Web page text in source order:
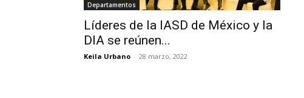
Departamentos
Líderes de la IASD de México y la
DIA se reúnen...
Keila Urbano - 28 marzo, 2022